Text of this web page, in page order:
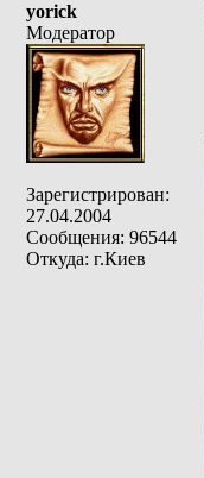
yorick
Модератор
Зарегистрирован:
27.04.2004
Сообщения: 96544
Откуда: г.Киев